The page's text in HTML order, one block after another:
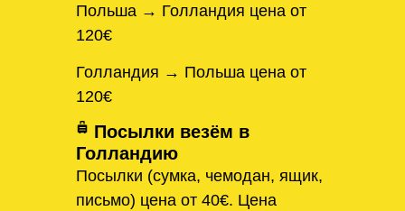
Польша → Голландия цена от
120€
Голландия → Польша цена от
120€
Посылки везём в
Голландию
Посылки (сумка, чемодан, ящик,
письмо) цена от 40€. Цена